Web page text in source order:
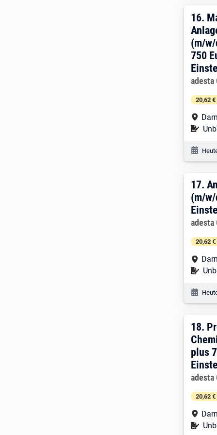
16.
16.
(m/
750
adesta
20,62
17.
17.
(m/
adesta
20,62
18.
18.
plus
adesta
20,62